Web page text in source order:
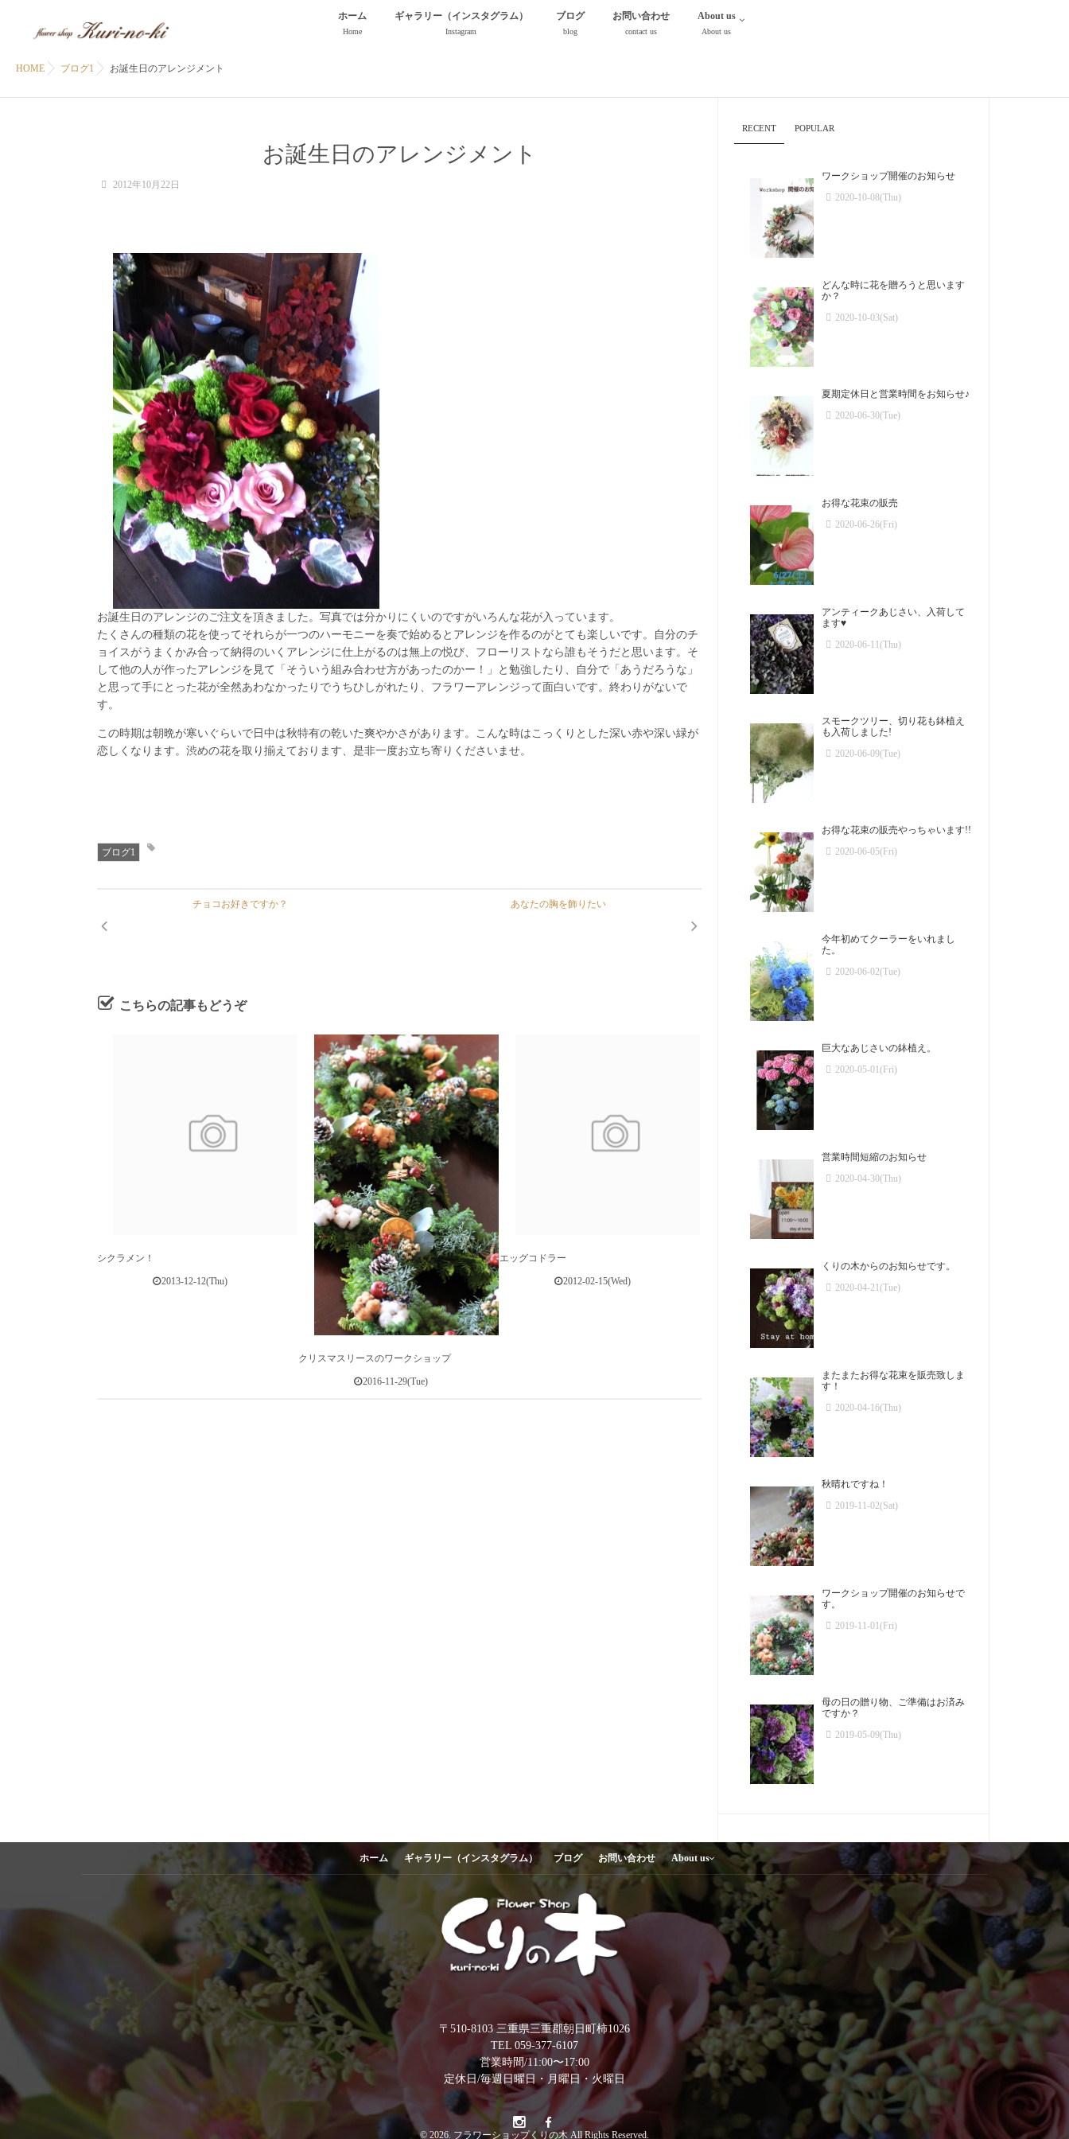
ホーム
Home
ギャラリー（インスタグラム）
Instagram
ブログ
blog
お問い合わせ
contact us
About us
About us
HOME ブログ1 お誕生日のアレンジメント
お誕生日のアレンジメント
2012年10月22日
お誕生日のアレンジのご注文を頂きました。写真では分かりにくいのですがいろんな花が入っています。
たくさんの種類の花を使ってそれらが一つのハーモニーを奏で始めるとアレンジを作るのがとても楽しいです。自分のチ
ョイスがうまくかみ合って納得のいくアレンジに仕上がるのは無上の悦び、フローリストなら誰もそうだと思います。そ
して他の人が作ったアレンジを見て「そういう組み合わせ方があったのかー！」と勉強したり、自分で「あうだろうな」
と思って手にとった花が全然あわなかったりでうちひしがれたり、フラワーアレンジって面白いです。終わりがないで
す。
この時期は朝晩が寒いぐらいで日中は秋特有の乾いた爽やかさがあります。こんな時はこっくりとした深い赤や深い緑が
恋しくなります。渋めの花を取り揃えております、是非一度お立ち寄りくださいませ。
ブログ1
チョコお好きですか？ あなたの胸を飾りたい
こちらの記事もどうぞ
シクラメン！
2013-12-12(Thu)
クリスマスリースのワークショップ
2016-11-29(Tue)
エッグコドラー
2012-02-15(Wed)
RECENT POPULAR
ワークショップ開催のお知らせ
2020-10-08(Thu)
どんな時に花を贈ろうと思います
か？
2020-10-03(Sat)
夏期定休日と営業時間をお知らせ♪
2020-06-30(Tue)
お得な花束の販売
2020-06-26(Fri)
アンティークあじさい、入荷して
ます♥️
2020-06-11(Thu)
スモークツリー、切り花も鉢植え
も入荷しました!
2020-06-09(Tue)
お得な花束の販売やっちゃいます!!
2020-06-05(Fri)
今年初めてクーラーをいれまし
た。
2020-06-02(Tue)
巨大なあじさいの鉢植え。
2020-05-01(Fri)
営業時間短縮のお知らせ
2020-04-30(Thu)
くりの木からのお知らせです。
2020-04-21(Tue)
またまたお得な花束を販売致しま
す！
2020-04-16(Thu)
秋晴れですね！
2019-11-02(Sat)
ワークショップ開催のお知らせで
す。
2019-11-01(Fri)
母の日の贈り物、ご準備はお済み
ですか？
2019-05-09(Thu)
ホーム ギャラリー（インスタグラム） ブログ お問い合わせ About us
〒510-8103 三重県三重郡朝日町柿1026
TEL 059-377-6107
営業時間/11:00〜17:00
定休日/毎週日曜日・月曜日・火曜日
© 2026. フラワーショップくりの木 All Rights Reserved.